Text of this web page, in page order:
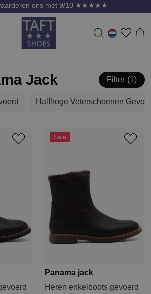
ons met 9/10 ★★★★★
Jack Filter 1
Halfhoge Veterschoenen
Sale
Panama jack
Heren enkelboots gevoerd